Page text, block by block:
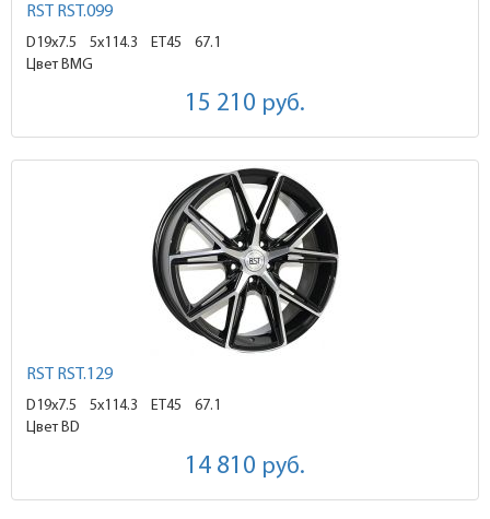
RST RST.099
D19x7.5 5x114.3 ET45
67.1
Цвет BMG
15 210 руб.
RST RST.129
D19x7.5 5x114.3 ET45
67.1
Цвет BD
14 810 руб.